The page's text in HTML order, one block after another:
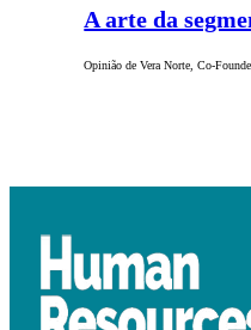
A arte da
Opinião de Vera Norte, Co-